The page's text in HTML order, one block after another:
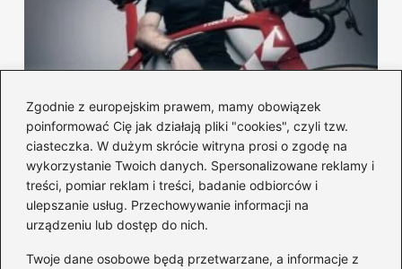
Zgodnie z europejskim prawem, mamy obowiązek
poinformować Cię jak działają pliki "cookies", czyli tzw.
ciasteczka. W dużym skrócie witryna prosi o zgodę na
wykorzystanie Twoich danych. Spersonalizowane reklamy i
treści, pomiar reklam i treści, badanie odbiorców i
ulepszanie usług. Przechowywanie informacji na
urządzeniu lub dostęp do nich.
Twoje dane osobowe będą przetwarzane, a informacje z
Optymalny plan treningu kolarskiego: ile
razy w tygodniu warto jeździć?
2026-04-23